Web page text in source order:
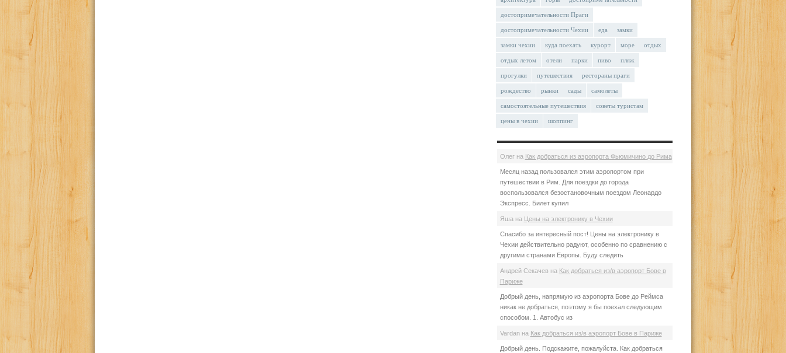
достопримечательности Праги
достопримечательности Чехии еда замки
замки чехии куда поехать курорт море отдых
отдых летом отели парки пиво пляж
прогулки путешествия рестораны праги
рождество рынки сады самолеты
самостоятельные путешествия советы туристам
цены в чехии шоппинг
Олегна Как добраться из аэропорта Фьюмичино до Рима
Месяц назад пользовался этим аэропортом при
путешествии в Рим. Для поездки до города
воспользовался безостановочным поездом Леонардо
Экспресс. Билет купил
Яша на Цены на электронику в Чехии
Спасибо за интересный пост! Цены на электронику в
Чехии действительно радуют, особенно по сравнению с
другими странами Европы. Буду следить
Андрей Секачев на Как добраться из/в аэропорт Бове в
Париже
Добрый день, напрямую из аэропорта Бове до Реймса
никак не добраться, поэтому я бы поехал следующим
способом. 1. Автобус из
Vardanна Как добраться из/в аэропорт Бове в Париже
Добрый день. Подскажите, пожалуйста. Как добраться